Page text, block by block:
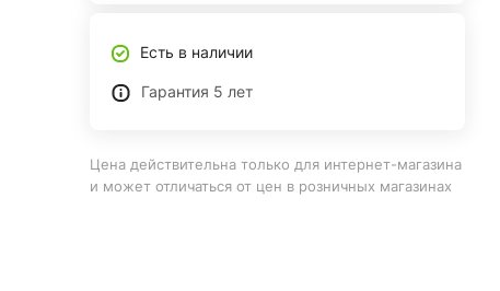
Есть в наличии
Гарантия 5 лет
Цена действительна только для интернет-магазина
и может отличаться от цен в розничных магазинах